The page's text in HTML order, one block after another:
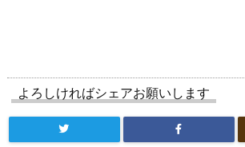
よろしければシェアお願いします